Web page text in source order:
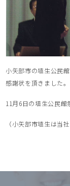
小矢部市の埴生公民
感謝状を頂きました。
11月6日の埴生公民館
（小矢部市埴生は当